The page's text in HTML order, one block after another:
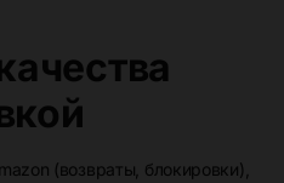
(возвраты, блокировки),